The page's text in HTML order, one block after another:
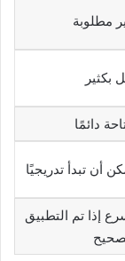
مطلوبة
بكثير
دائمًا
أن تبدأ تدريجيًا
إذا تم التطبيق